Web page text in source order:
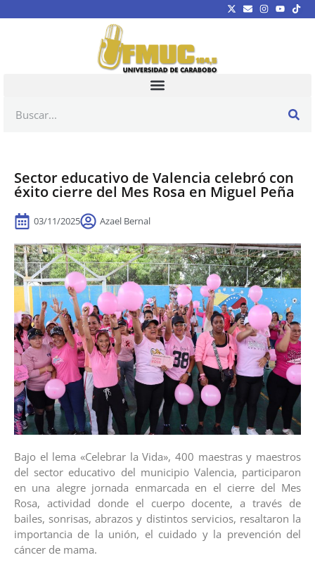
Sector educativo de Valencia celebró con
éxito cierre del Mes Rosa en Miguel Peña
03/11/2025 Azael Bernal
Bajo el lema «Celebrar la Vida», 400 maestras y maestros
del sector educativo del municipio Valencia, participaron
en una alegre jornada enmarcada en el cierre del Mes
Rosa, actividad donde el cuerpo docente, a través de
bailes, sonrisas, abrazos y distintos servicios, resaltaron la
importancia de la unión, el cuidado y la prevención del
cáncer de mama.